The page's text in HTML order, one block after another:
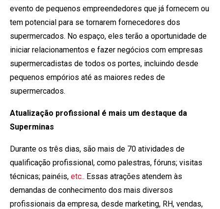
evento de pequenos empreendedores que já fornecem ou
tem potencial para se tornarem fornecedores dos
supermercados. No espaço, eles terão a oportunidade de
iniciar relacionamentos e fazer negócios com empresas
supermercadistas de todos os portes, incluindo desde
pequenos empórios até as maiores redes de
supermercados.
Atualização profissional é mais um destaque da
Superminas
Durante os três dias, são mais de 70 atividades de
qualificação profissional, como palestras, fóruns; visitas
técnicas; painéis, etc.. Essas atrações atendem às
demandas de conhecimento dos mais diversos
profissionais da empresa, desde marketing, RH, vendas,